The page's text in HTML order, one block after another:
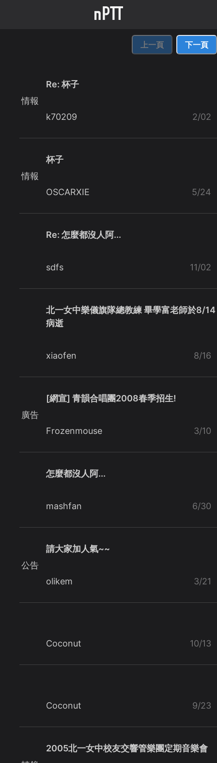
上一頁 下一頁
情報
Re: 杯子
k70209 2/02
情報
杯子
OSCARXIE 5/24
Re: 怎麼都沒人阿...
sdfs 11/02
北一女中樂儀旗隊總教練 畢學富老師於8/14
病逝
xiaofen 8/16
廣告
[網宣] 青韻合唱團2008春季招生!
Frozenmouse 3/10
怎麼都沒人阿...
mashfan 6/30
公告
請大家加人氣~~
olikem 3/21
Coconut 10/13
Coconut 9/23
2005北一女中校友交響管樂團定期音樂會